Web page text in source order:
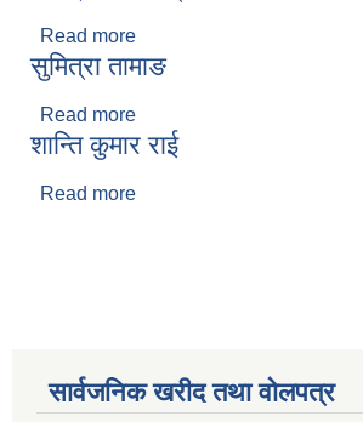
Read more
सुमित्रा तामाङ
Read more
शान्ति कुमार राई
Read more
सार्वजनिक खरीद तथा वाेलपत्र